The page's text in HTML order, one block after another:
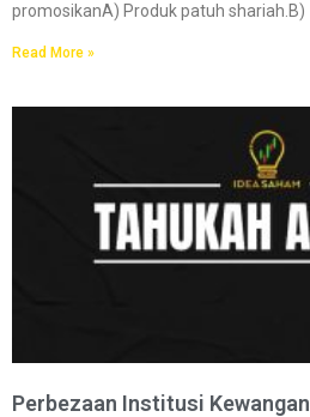
promosikanA) Produk patuh shariah.B)
Read More »
Perbezaan Institusi Kewangan​